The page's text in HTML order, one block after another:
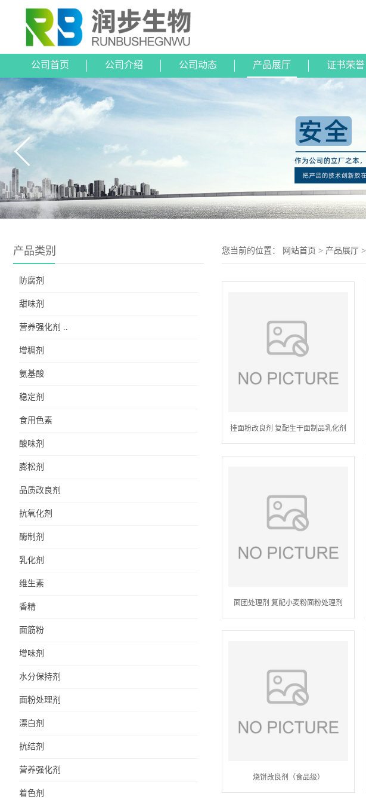
公司首页 公司介绍 公司动态 产品展厅 证书荣誉
产品类别
防腐剂
甜味剂
营养强化剂 ..
增稠剂
氨基酸
稳定剂
食用色素
酸味剂
膨松剂
品质改良剂
抗氧化剂
酶制剂
乳化剂
维生素
香精
面筋粉
增味剂
水分保持剂
面粉处理剂
漂白剂
抗结剂
营养强化剂
着色剂
您当前的位置： 网站首页 > 产品展厅 >
挂面粉改良剂 复配生干面制品乳化剂
面团处理剂 复配小麦粉面粉处理剂
烧饼改良剂（食品级）